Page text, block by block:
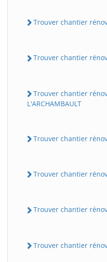
Trouver chantier
Trouver chantier
Trouver chantier
L'ARCHAMBAULT
Trouver chantier
Trouver chantier
Trouver chantier
Trouver chantier